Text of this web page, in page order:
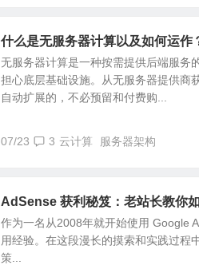
什么是无服务器计算以及如何运作
无服务器计算是一种按需提供后端服务
担心底层基础设施。从无服务器提供商
自动扩展的，不必预留和付费购...
07/23 3 云计算 服务器架构
AdSense 获利秘笈：老站长教你
作为一名从2008年就开始使用 Google
用经验。在这段漫长的摸索和实践过程
策...